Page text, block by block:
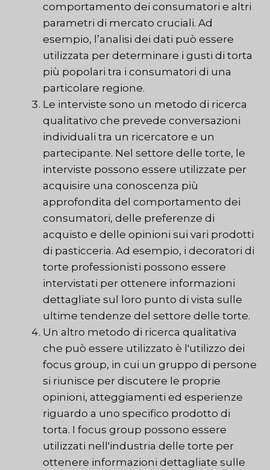
comportamento dei consumatori e altri
parametri di mercato cruciali. Ad
esempio, l’analisi dei dati può essere
utilizzata per determinare i gusti di torta
più popolari tra i consumatori di una
particolare regione.
Le interviste sono un metodo di ricerca
qualitativo che prevede conversazioni
individuali tra un ricercatore e un
partecipante. Nel settore delle torte, le
interviste possono essere utilizzate per
acquisire una conoscenza più
approfondita del comportamento dei
consumatori, delle preferenze di
acquisto e delle opinioni sui vari prodotti
di pasticceria. Ad esempio, i decoratori di
torte professionisti possono essere
intervistati per ottenere informazioni
dettagliate sul loro punto di vista sulle
ultime tendenze del settore delle torte.
Un altro metodo di ricerca qualitativa
che può essere utilizzato è l'utilizzo dei
focus group, in cui un gruppo di persone
si riunisce per discutere le proprie
opinioni, atteggiamenti ed esperienze
riguardo a uno specifico prodotto di
torta. I focus group possono essere
utilizzati nell'industria delle torte per
ottenere informazioni dettagliate sulle